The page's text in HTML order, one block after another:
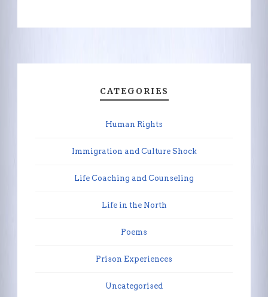
CATEGORIES
Human Rights
Immigration and Culture Shock
Life Coaching and Counseling
Life in the North
Poems
Prison Experiences
Uncategorised